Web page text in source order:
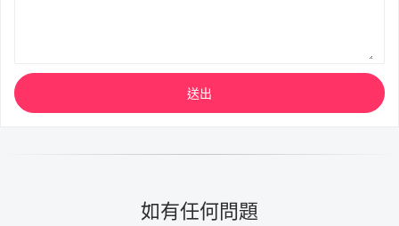
送出
如有任何問題